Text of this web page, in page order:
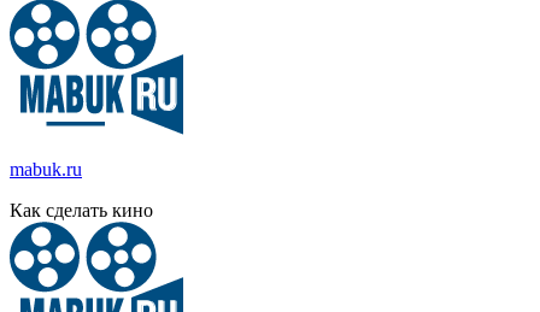
mabuk.ru
Как сделать кино